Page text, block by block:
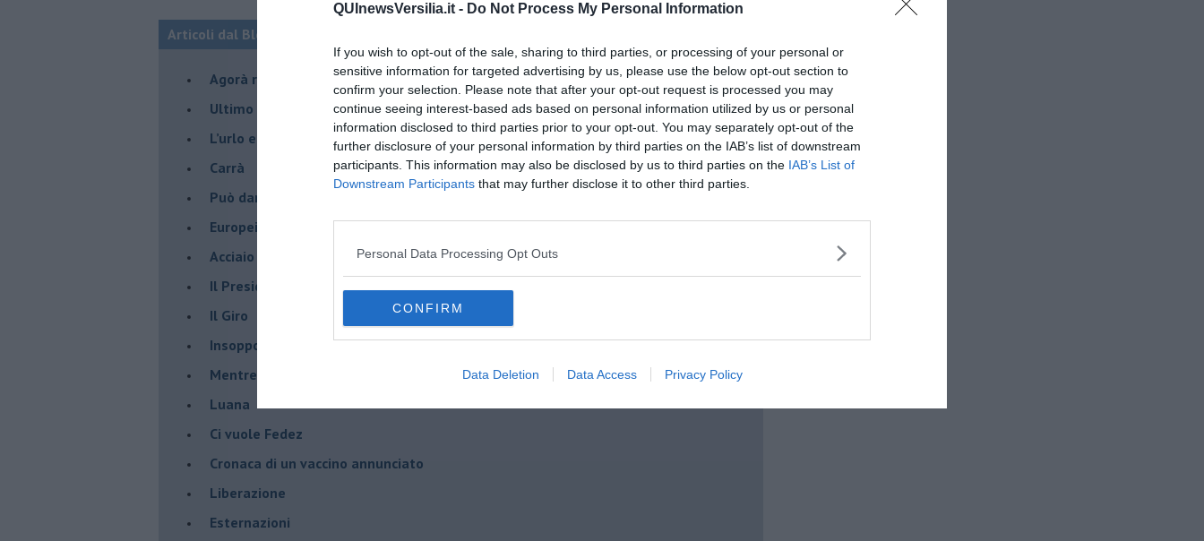
QUInewsVersilia.it - Do Not Process My Personal Information
If you wish to opt-out of the sale, sharing to third parties, or processing of your personal or
sensitive information for targeted advertising by us, please use the below opt-out section to
confirm your selection. Please note that after your opt-out request is processed you may
continue seeing interest-based ads based on personal information utilized by us or personal
information disclosed to third parties prior to your opt-out. You may separately opt-out of the
further disclosure of your personal information by third parties on the IAB’s list of downstream
participants. This information may also be disclosed by us to third parties on the IAB’s List of
Downstream Participants that may further disclose it to other third parties.
Personal Data Processing Opt Outs
CONFIRM
Data Deletion Data Access Privacy Policy
Articoli dal Blog “Pensieri della domenica” di Libero Venturi
​Agorà reloaded
Ultimo
​L’urlo e gli inglesi
Carrà
Può darsi
Europei
Acciaio
Il Presidente
​Il Giro
Insopportabile
​Mentre
Luana
​Ci vuole Fedez
​Cronaca di un vaccino annunciato
​Liberazione
Esternazioni